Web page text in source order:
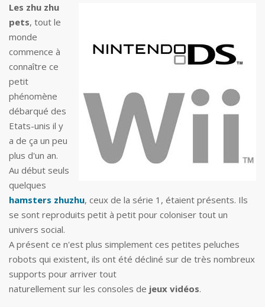
Les zhu zhu
pets, tout le
monde
commence à
connaître ce
petit
phénomène
débarqué des
Etats-unis il y
a de ça un peu
plus d'un an.
Au début seuls
quelques
hamsters zhuzhu, ceux de la série 1, étaient présents. Ils
se sont reproduits petit à petit pour coloniser tout un
univers social.
A présent ce n'est plus simplement ces petites peluches
robots qui existent, ils ont été décliné sur de très nombreux
supports pour arriver tout
naturellement sur les consoles de jeux vidéos.